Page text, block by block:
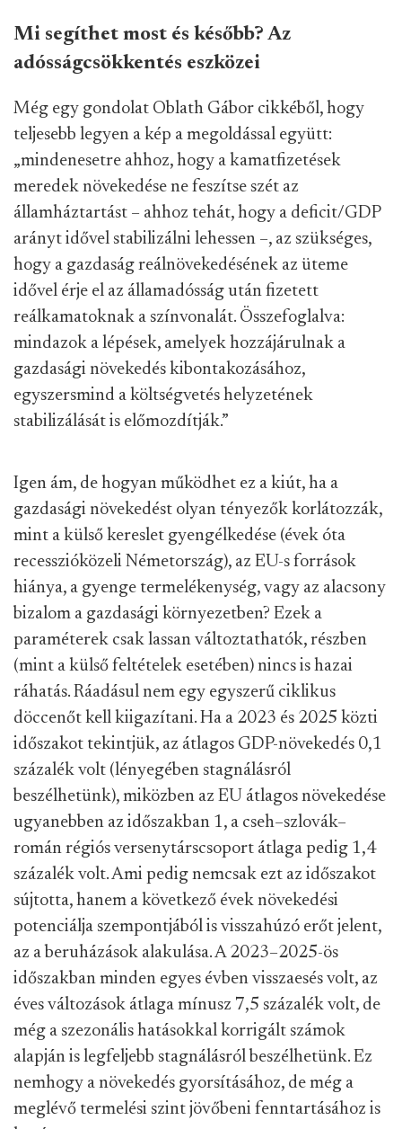
Mi segíthet most és később? Az
adósságcsökkentés eszközei
Még egy gondolat Oblath Gábor cikkéből, hogy
teljesebb legyen a kép a megoldással együtt:
„mindenesetre ahhoz, hogy a kamatfizetések
meredek növekedése ne feszítse szét az
államháztartást – ahhoz tehát, hogy a deficit/GDP
arányt idővel stabilizálni lehessen –, az szükséges,
hogy a gazdaság reálnövekedésének az üteme
idővel érje el az államadósság után fizetett
reálkamatoknak a színvonalát. Összefoglalva:
mindazok a lépések, amelyek hozzájárulnak a
gazdasági növekedés kibontakozásához,
egyszersmind a költségvetés helyzetének
stabilizálását is előmozdítják.”
Igen ám, de hogyan működhet ez a kiút, ha a
gazdasági növekedést olyan tényezők korlátozzák,
mint a külső kereslet gyengélkedése (évek óta
recesszióközeli Németország), az EU-s források
hiánya, a gyenge termelékenység, vagy az alacsony
bizalom a gazdasági környezetben? Ezek a
paraméterek csak lassan változtathatók, részben
(mint a külső feltételek esetében) nincs is hazai
ráhatás. Ráadásul nem egy egyszerű ciklikus
döccenőt kell kiigazítani. Ha a 2023 és 2025 közti
időszakot tekintjük, az átlagos GDP-növekedés 0,1
százalék volt (lényegében stagnálásról
beszélhetünk), miközben az EU átlagos növekedése
ugyanebben az időszakban 1, a cseh–szlovák–
román régiós versenytárscsoport átlaga pedig 1,4
százalék volt. Ami pedig nemcsak ezt az időszakot
sújtotta, hanem a következő évek növekedési
potenciálja szempontjából is visszahúzó erőt jelent,
az a beruházások alakulása. A 2023–2025-ös
időszakban minden egyes évben visszaesés volt, az
éves változások átlaga mínusz 7,5 százalék volt, de
még a szezonális hatásokkal korrigált számok
alapján is legfeljebb stagnálásról beszélhetünk. Ez
nemhogy a növekedés gyorsításához, de még a
meglévő termelési szint jövőbeni fenntartásához is